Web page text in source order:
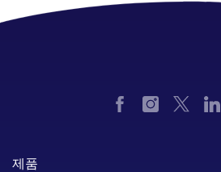
제품